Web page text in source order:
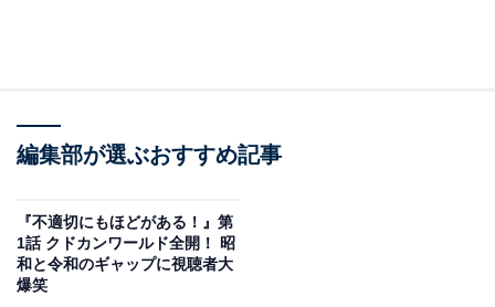
2位にランクインしたのは、1月26日スタートの金曜ドラ
マ『不適切にもほどがある！』（TBS系）です。宮藤官
ています。
阿部さん演じる「地獄のオガワ」と呼ばれ恐れられてい
編集部が選ぶおすすめ記事
『不適切にもほどがある！』第
1話 クドカンワールド全開！ 昭
和と令和のギャップに視聴者大
爆笑